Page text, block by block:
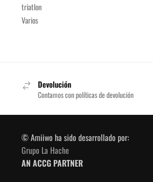
triatlon
Varios
Devolución
Contamos con políticas de devolución
© Amiiwo ha sido desarrollado por:
Grupo La Hache
AN ACCG PARTNER